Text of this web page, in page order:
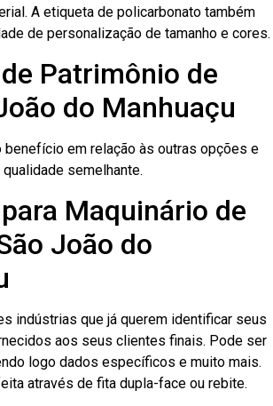
A etiqueta de policarbonato também
de personalização de tamanho e cores.
Patrimônio de
do Manhuaçu
benefício em relação às outras opções e
semelhante.
Maquinário de
João do
indústrias que já querem identificar seus
aos seus clientes finais. Pode ser
logo dados específicos e muito mais.
através de fita dupla-face ou rebite.